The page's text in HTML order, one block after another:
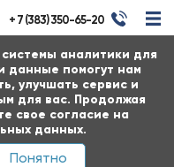
аналитики для
данные помогут нам
улучшать сервис и
для вас. Продолжая
свое согласие на
данных.
Понятно
+ 7 (383) 350-65-20